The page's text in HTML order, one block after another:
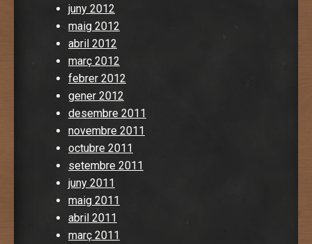
juny 2012
maig 2012
abril 2012
març 2012
febrer 2012
gener 2012
desembre 2011
novembre 2011
octubre 2011
setembre 2011
juny 2011
maig 2011
abril 2011
març 2011